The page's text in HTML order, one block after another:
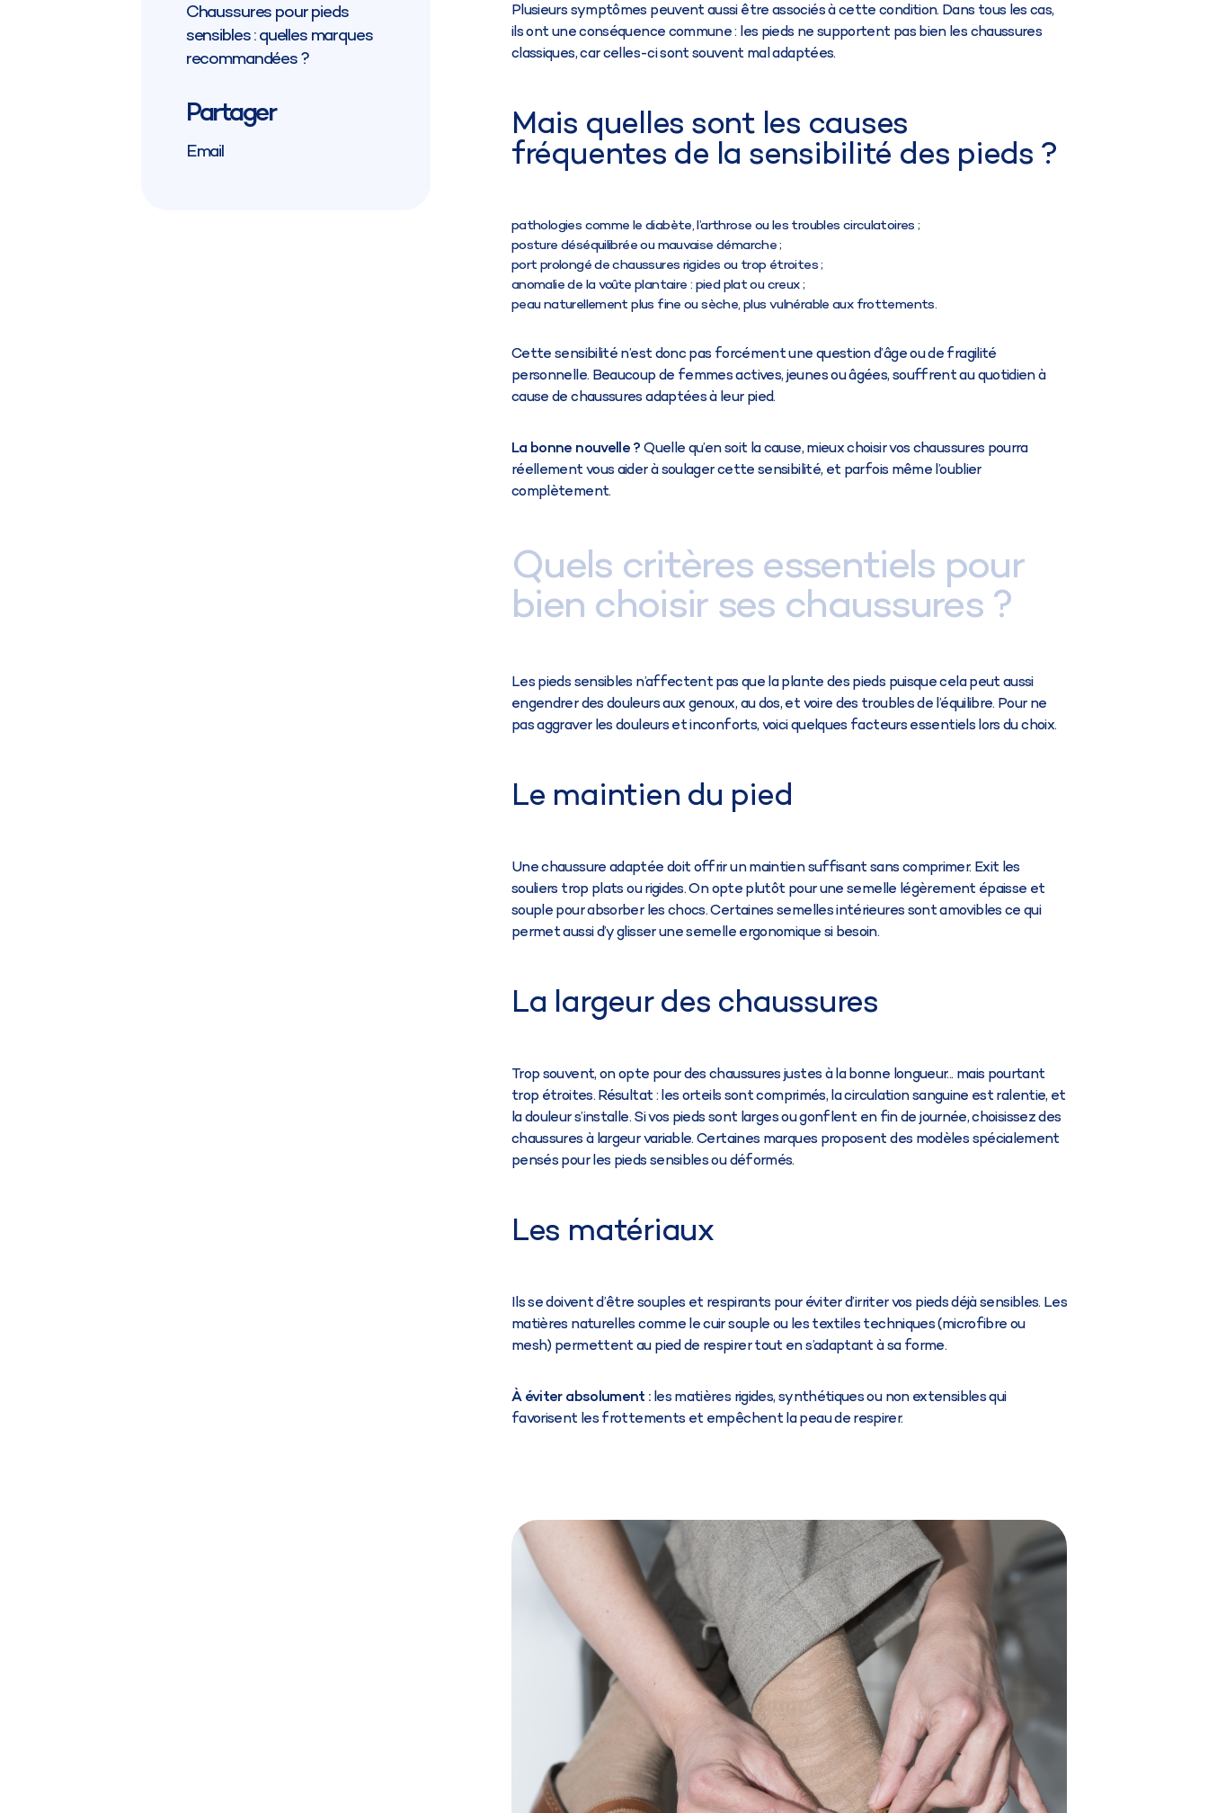
Chaussures pour pieds
sensibles : quelles marques
recommandées ?
Partager
Email
Plusieurs symptômes peuvent aussi être associés à cette condition. Dans tous les cas,
ils ont une conséquence commune : les pieds ne supportent pas bien les chaussures
classiques, car celles-ci sont souvent mal adaptées.
Mais quelles sont les causes
fréquentes de la sensibilité des pieds ?
pathologies comme le diabète, l’arthrose ou les troubles circulatoires ;
posture déséquilibrée ou mauvaise démarche ;
port prolongé de chaussures rigides ou trop étroites ;
anomalie de la voûte plantaire : pied plat ou creux ;
peau naturellement plus fine ou sèche, plus vulnérable aux frottements.
Cette sensibilité n’est donc pas forcément une question d’âge ou de fragilité
personnelle. Beaucoup de femmes actives, jeunes ou âgées, souffrent au quotidien à
cause de chaussures adaptées à leur pied.
La bonne nouvelle ? Quelle qu’en soit la cause, mieux choisir vos chaussures pourra
réellement vous aider à soulager cette sensibilité, et parfois même l’oublier
complètement.
Quels critères essentiels pour
bien choisir ses chaussures ?
Les pieds sensibles n’affectent pas que la plante des pieds puisque cela peut aussi
engendrer des douleurs aux genoux, au dos, et voire des troubles de l’équilibre. Pour ne
pas aggraver les douleurs et inconforts, voici quelques facteurs essentiels lors du choix.
Le maintien du pied
Une chaussure adaptée doit offrir un maintien suffisant sans comprimer. Exit les
souliers trop plats ou rigides. On opte plutôt pour une semelle légèrement épaisse et
souple pour absorber les chocs. Certaines semelles intérieures sont amovibles ce qui
permet aussi d’y glisser une semelle ergonomique si besoin.
La largeur des chaussures
Trop souvent, on opte pour des chaussures justes à la bonne longueur... mais pourtant
trop étroites. Résultat : les orteils sont comprimés, la circulation sanguine est ralentie, et
la douleur s’installe. Si vos pieds sont larges ou gonflent en fin de journée, choisissez des
chaussures à largeur variable. Certaines marques proposent des modèles spécialement
pensés pour les pieds sensibles ou déformés.
Les matériaux
Ils se doivent d’être souples et respirants pour éviter d’irriter vos pieds déjà sensibles. Les
matières naturelles comme le cuir souple ou les textiles techniques (microfibre ou
mesh) permettent au pied de respirer tout en s’adaptant à sa forme.
À éviter absolument :les matières rigides, synthétiques ou non extensibles qui
favorisent les frottements et empêchent la peau de respirer.